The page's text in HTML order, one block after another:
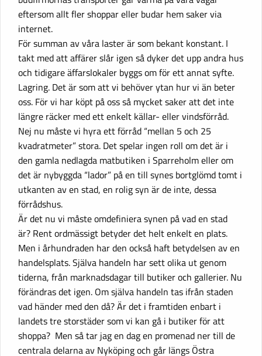
eftersom allt fler shoppar eller budar hem saker via
internet.
För summan av våra laster är som bekant konstant. I
takt med att affärer slår igen så dyker det upp andra hus
och tidigare äffarslokaler byggs om för ett annat syfte.
Lagring. Det är som att vi behöver ytan hur vi än beter
oss. För vi har köpt på oss så mycket saker att det inte
längre räcker med ett enkelt källar- eller vindsförråd.
Nej nu måste vi hyra ett förråd “mellan 5 och 25
kvadratmeter” stora. Det spelar ingen roll om det är i
den gamla nedlagda matbutiken i Sparreholm eller om
det är nybyggda “lador” på en till synes bortglömd tomt i
utkanten av en stad, en rolig syn är de inte, dessa
förrådshus.
Är det nu vi måste omdefiniera synen på vad en stad
är? Rent ordmässigt betyder det helt enkelt en plats.
Men i århundraden har den också haft betydelsen av en
handelsplats. Själva handeln har sett olika ut genom
tiderna, från marknadsdagar till butiker och gallerier. Nu
förändras det igen. Om själva handeln tas ifrån staden
vad händer med den då? Är det i framtiden enbart i
landets tre storstäder som vi kan gå i butiker för att
shoppa? Men så tar jag en dag en promenad ner till de
centrala delarna av Nyköping och går längs Östra